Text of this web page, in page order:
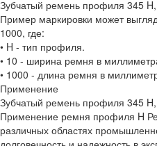
Зубчатый ремень профиля 345
Пример маркировки может
1000, где:
• H - тип профиля.
• 10 - ширина ремня в
• 1000 - длина ремня в
Применение
Зубчатый ремень профиля 345
Применение ремня профиля H
различных областях